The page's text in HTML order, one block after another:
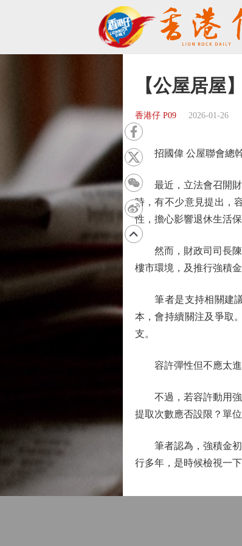
【公屋居屋
香港仔 P09 2026-01-26
招國偉 公屋聯會總
最近，立法會召開財務
時，有不少意見提出，
性，擔心影響退休生活保
然而，財政司司長陳
樓市環境，及推行強積
筆者是支持相關建議
本，會持續關注及爭取
支。
容許彈性但不應太進
不過，若容許動用強
提取次數應否設限？單
筆者認為，強積金初
行多年，是時候檢視一下